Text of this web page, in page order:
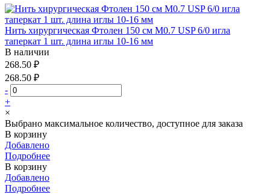
Нить хирургическая Фтолен 150 см М0.7 USP 6/0 игла
таперкат 1 шт. длина иглы 10-16 мм
В наличии
268.50 ₽
268.50 ₽
-
+
×
Выбрано максимальное количество, доступное для заказа
В корзину
Добавлено
Подробнее
В корзину
Добавлено
Подробнее